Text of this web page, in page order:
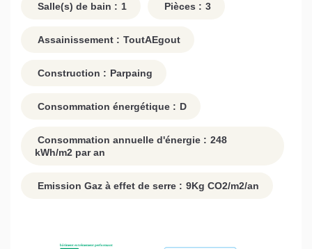
Salle(s) de bain : 1 Pièces : 3
Assainissement : ToutAEgout
Construction : Parpaing
Consommation énergétique : D
Consommation annuelle d'énergie : 248
kWh/m2 par an
Emission Gaz à effet de serre : 9Kg CO2/m2/an